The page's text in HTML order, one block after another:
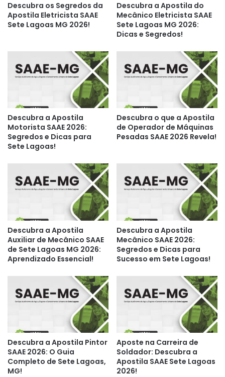
Descubra os Segredos da
Apostila Eletricista SAAE
Sete Lagoas MG 2026!
Descubra a Apostila do
Mecânico Eletricista SAAE
Sete Lagoas MG 2026:
Dicas e Segredos!
Descubra a Apostila
Motorista SAAE 2026:
Segredos e Dicas para
Sete Lagoas!
Descubra o que a Apostila
de Operador de Máquinas
Pesadas SAAE 2026 Revela!
Descubra a Apostila
Auxiliar de Mecânico SAAE
de Sete Lagoas MG 2026:
Aprendizado Essencial!
Descubra a Apostila
Mecânico SAAE 2026:
Segredos e Dicas para
Sucesso em Sete Lagoas!
Descubra a Apostila Pintor
SAAE 2026: O Guia
Completo de Sete Lagoas,
MG!
Aposte na Carreira de
Soldador: Descubra a
Apostila SAAE Sete Lagoas
2026!